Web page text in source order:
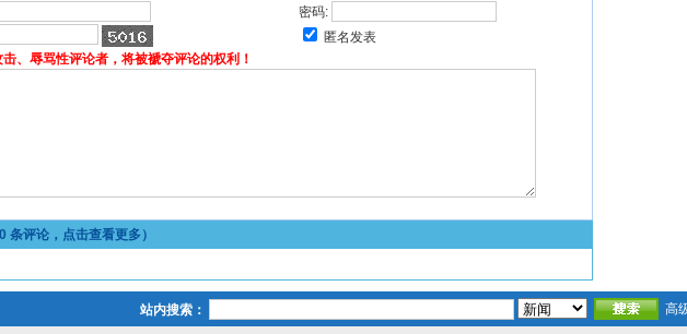
密码:
匿名发表
、辱骂性评论者，将被褫夺评论的权利！
0 条评论，点击查看更多）
站内搜索： 高